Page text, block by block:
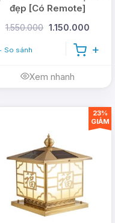
400W lắp đặt ở
đẹp [Có Remote]
1.550.000 1.150.000
So sánh
Xem nhanh
23%
GIẢM